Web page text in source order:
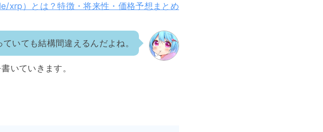
xrp）とは？特徴・将来性・価格予想まとめ
いても結構間違えるんだよね。
いていきます。